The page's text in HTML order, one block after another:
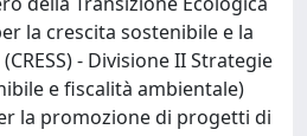
la crescita sostenibile e la
- Divisione II Strategie
e fiscalità ambientale)
la promozione di progetti di